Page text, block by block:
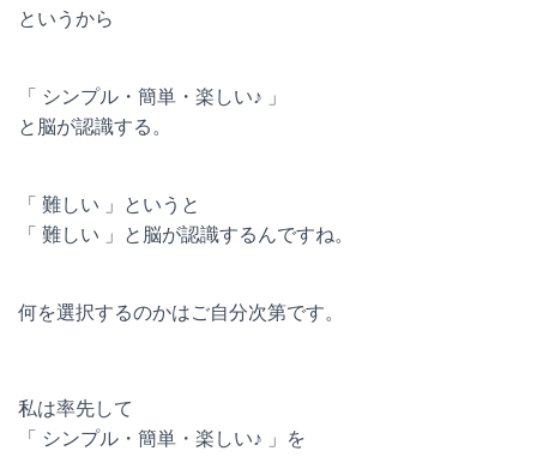
というから
「 シンプル・簡単・楽しい♪ 」
と脳が認識する。
「 難しい 」というと
「 難しい 」と脳が認識するんですね。
何を選択するのかはご自分次第です。
私は率先して
「 シンプル・簡単・楽しい♪ 」を